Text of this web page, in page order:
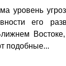
уровень
его
подобные...